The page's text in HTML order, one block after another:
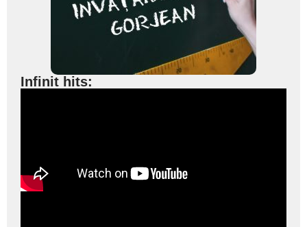
Infinit hits: